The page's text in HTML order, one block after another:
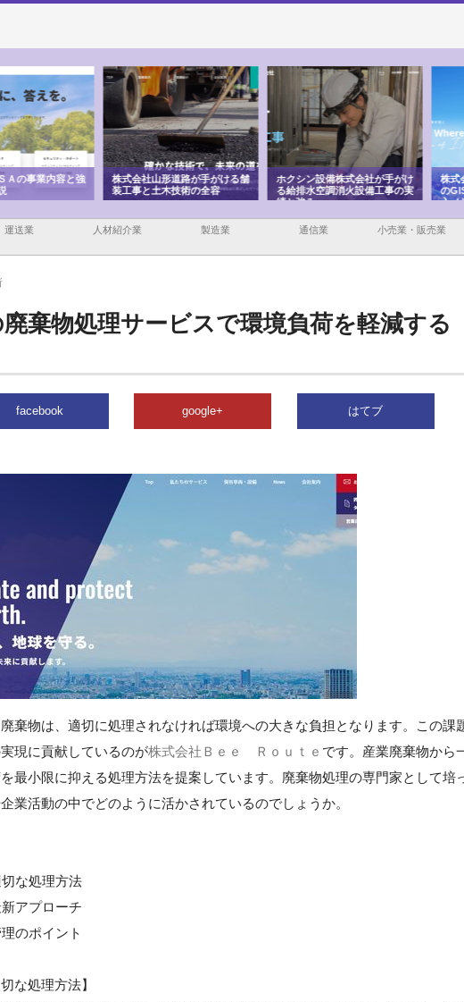
道路が手がける舗
技術の全容
ホクシン設備株式会社が手がけ
る給排水空調消火設備工事の実
績と強み
株式会社東京シー・エム・シー
のGISインフラ管理システム導
入メリット
株
か
由
運送業 人材紹介業 製造業 通信業 小売業・販売業
棄物処理サービスで環境負荷を軽減する
facebook google+ はてブ
棄物は、適切に処理されなければ環境への大きな負担となります。この課
現に貢献しているのが株式会社Ｂｅｅ Ｒｏｕｔｅ です。産業廃棄物から
最小限に抑える処理方法を提案しています。廃棄物処理の専門家として培
業活動の中でどのように活かされているのでしょうか。
な処理方法
アプローチ
のポイント
な処理方法】